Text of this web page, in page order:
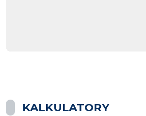
KALKULATORY